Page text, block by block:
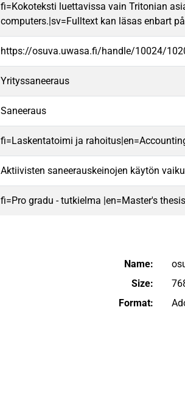
fi=Kokoteksti luettavissa vain Tritonian
computers.|sv=Fulltext kan läsas enbart
https://osuva.uwasa.fi/handle/10024/
Yrityssaneeraus
Saneeraus
fi=Laskentatoimi ja
Aktiivisten saneerauskeinojen käytön
fi=Pro gradu - tutkielma |en=Master's
Name:
Size:
Format: